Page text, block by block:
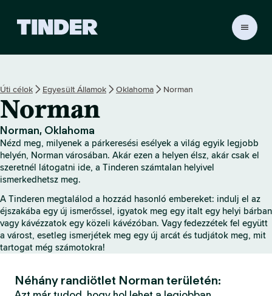
r
d
ő
o
a
l
Úti célok Egyesült Államok Oklahoma Norman
Norman
Norman, Oklahoma
Nézd meg, milyenek a párkeresési esélyek a világ egyik legjobb
helyén, Norman városában. Akár ezen a helyen élsz, akár csak el
szeretnél látogatni ide, a Tinderen számtalan helyivel
ismerkedhetsz meg.
A Tinderen megtalálod a hozzád hasonló embereket: indulj el az
éjszakába egy új ismerőssel, igyatok meg egy italt egy helyi bárban
vagy kávézzatok egy közeli kávézóban. Vagy fedezzétek fel együtt
a várost, esetleg ismerjétek meg egy új arcát és tudjátok meg, mit
tartogat még számotokra!
Néhány randiötlet Norman területén: